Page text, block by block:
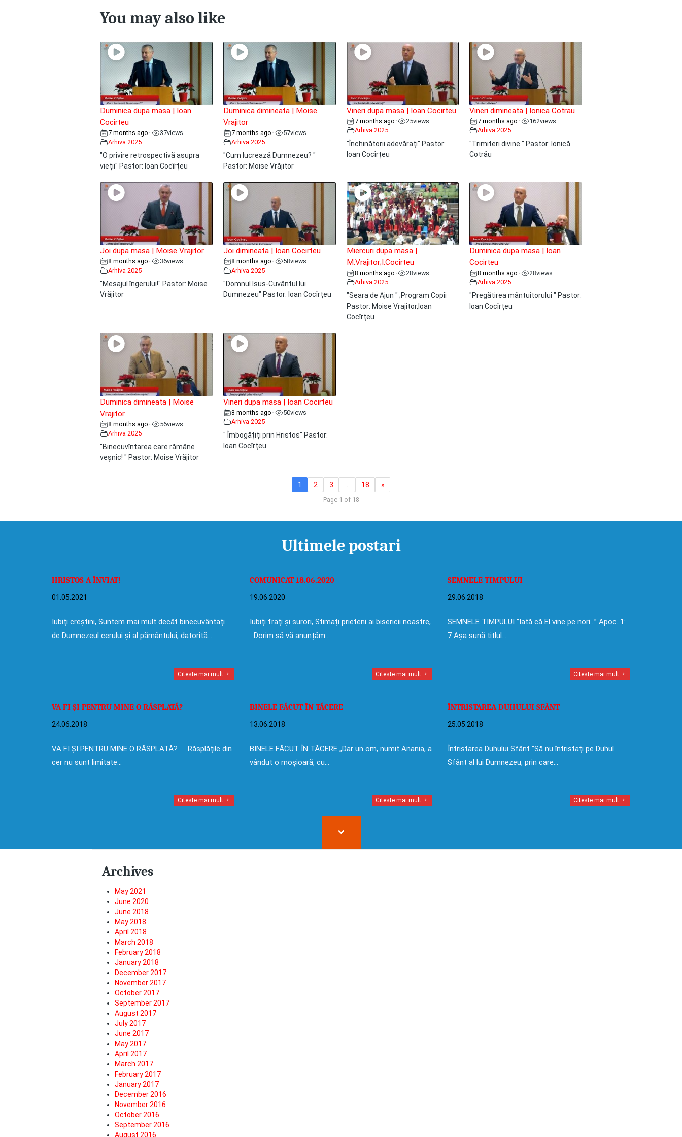
You may also like
Duminica dupa masa | Ioan
Cocirteu
7 months ago • 37views
Arhiva 2025
"O privire retrospectivă asupra
vieții" Pastor: Ioan Cocîrțeu
Duminica dimineata | Moise
Vrajitor
7 months ago • 57views
Arhiva 2025
"Cum lucrează Dumnezeu? "
Pastor: Moise Vrăjitor
Vineri dupa masa | Ioan Cocirteu
7 months ago • 25views
Arhiva 2025
"Închinătorii adevărați" Pastor:
Ioan Cocîrțeu
Vineri dimineata | Ionica Cotrau
7 months ago • 162views
Arhiva 2025
"Trimiteri divine " Pastor: Ionică
Cotrău
Joi dupa masa | Moise Vrajitor
8 months ago • 36views
Arhiva 2025
"Mesajul îngerului!" Pastor: Moise
Vrăjitor
Joi dimineata | Ioan Cocirteu
8 months ago • 58views
Arhiva 2025
"Domnul Isus-Cuvântul lui
Dumnezeu" Pastor: Ioan Cocîrțeu
Miercuri dupa masa |
M.Vrajitor;I.Cocirteu
8 months ago • 28views
Arhiva 2025
"Seara de Ajun " ;Program Copii
Pastor: Moise Vrajitor,Ioan
Cocîrțeu
Duminica dupa masa | Ioan
Cocirteu
8 months ago • 28views
Arhiva 2025
"Pregătirea mântuitorului " Pastor:
Ioan Cocîrțeu
Duminica dimineata | Moise
Vrajitor
8 months ago • 56views
Arhiva 2025
"Binecuvîntarea care rămâne
veșnic! " Pastor: Moise Vrăjitor
Vineri dupa masa | Ioan Cocirteu
8 months ago • 50views
Arhiva 2025
" Îmbogățiți prin Hristos" Pastor:
Ioan Cocîrțeu
1 2 3 18 »
Page 1 of 18
Ultimele postari
HRISTOS A ÎNVIAT!
01.05.2021
Iubiți creștini, Suntem mai mult decât binecuvântați
de Dumnezeul cerului și al pământului, datorită…
Citeste mai mult
COMUNICAT 18.06.2020
19.06.2020
Iubiți frați și surori, Stimați prieteni ai bisericii noastre,
Dorim să vă anunțăm…
Citeste mai mult
SEMNELE TIMPULUI
29.06.2018
SEMNELE TIMPULUI ”Iată că El vine pe nori…” Apoc. 1:
7 Așa sună titlul…
Citeste mai mult
VA FI ȘI PENTRU MINE O RĂSPLATĂ?
24.06.2018
VA FI ȘI PENTRU MINE O RĂSPLATĂ? Răsplățile din
cer nu sunt limitate…
Citeste mai mult
BINELE FĂCUT ÎN TĂCERE
13.06.2018
BINELE FĂCUT ÎN TĂCERE „Dar un om, numit Anania, a
vândut o moșioară, cu…
Citeste mai mult
ÎNTRISTAREA DUHULUI SFÂNT
25.05.2018
Întristarea Duhului Sfânt ”Să nu întristați pe Duhul
Sfânt al lui Dumnezeu, prin care…
Citeste mai mult
Archives
May 2021
June 2020
June 2018
May 2018
April 2018
March 2018
February 2018
January 2018
December 2017
November 2017
October 2017
September 2017
August 2017
July 2017
June 2017
May 2017
April 2017
March 2017
February 2017
January 2017
December 2016
November 2016
October 2016
September 2016
August 2016